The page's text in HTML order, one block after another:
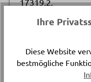
17319.2.
Versand &
Ihre
Diese Website
bestmögliche